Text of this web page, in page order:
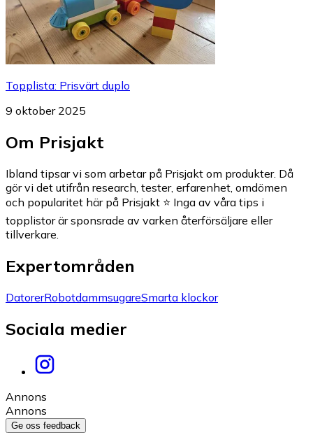
Topplista: Prisvärt duplo
9 oktober 2025
Om Prisjakt
Ibland tipsar vi som arbetar på Prisjakt om produkter. Då
gör vi det utifrån research, tester, erfarenhet, omdömen
och popularitet här på Prisjakt ⭐ Inga av våra tips i
topplistor är sponsrade av varken återförsäljare eller
tillverkare.
Expertområden
DatorerRobotdammsugareSmarta klockor
Sociala medier
Annons
Annons
Ge oss feedback